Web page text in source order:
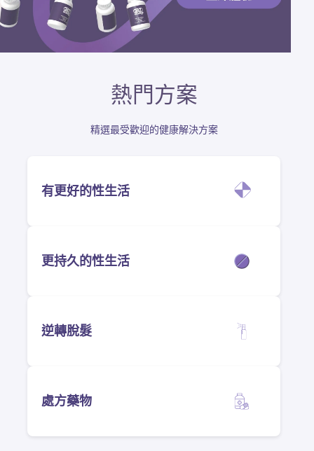
熱門方案
精選最受歡迎的健康解決方案
有更好的性生活
更持久的性生活
逆轉脫髮
處方藥物